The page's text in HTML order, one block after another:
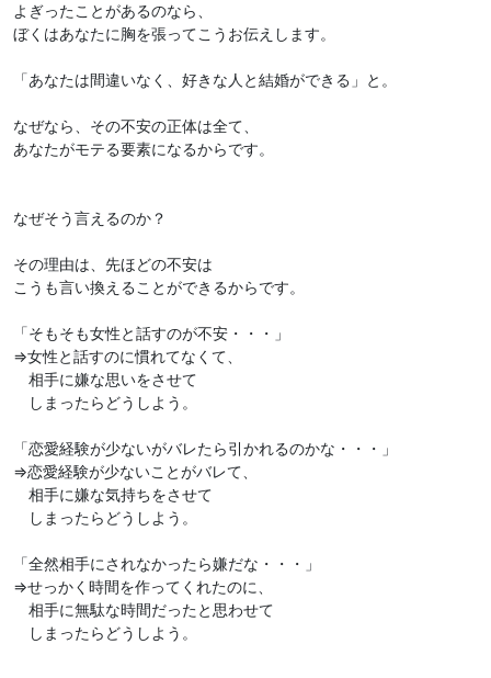
よぎったことがあるのなら、
ぼくはあなたに胸を張ってこうお伝えします。
「あなたは間違いなく、好きな人と結婚ができる」と。
なぜなら、その不安の正体は全て、
あなたがモテる要素になるからです。
なぜそう言えるのか？
その理由は、先ほどの不安は
こうも言い換えることができるからです。
「そもそも女性と話すのが不安・・・」
⇒女性と話すのに慣れてなくて、
相手に嫌な思いをさせて
しまったらどうしよう。
「恋愛経験が少ないがバレたら引かれるのかな・・・」
⇒恋愛経験が少ないことがバレて、
相手に嫌な気持ちをさせて
しまったらどうしよう。
「全然相手にされなかったら嫌だな・・・」
⇒せっかく時間を作ってくれたのに、
相手に無駄な時間だったと思わせて
しまったらどうしよう。